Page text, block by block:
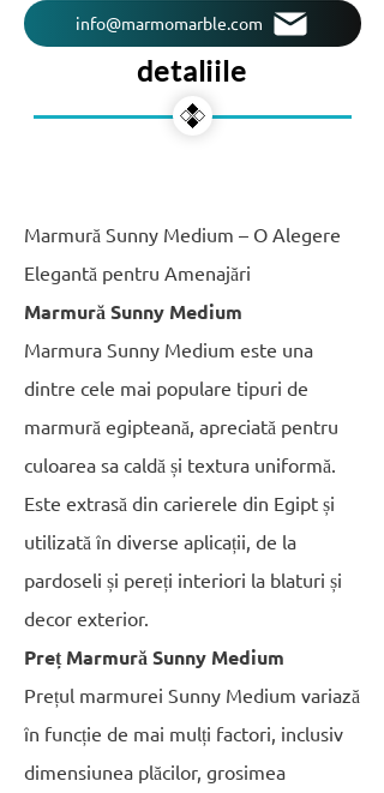
info@marmomarble.com
detaliile
Marmură Sunny Medium – O Alegere
Elegantă pentru Amenajări
Marmură Sunny Medium
Marmura Sunny Medium este una
dintre cele mai populare tipuri de
marmură egipteană, apreciată pentru
culoarea sa caldă și textura uniformă.
Este extrasă din carierele din Egipt și
utilizată în diverse aplicații, de la
pardoseli și pereți interiori la blaturi și
decor exterior.
Preț Marmură Sunny Medium
Prețul marmurei Sunny Medium variază
în funcție de mai mulți factori, inclusiv
dimensiunea plăcilor, grosimea